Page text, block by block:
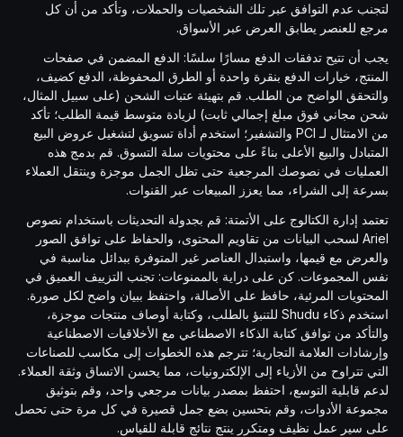
لتجنب عدم التوافق عبر تلك الشخصيات والحملات، وتأكد من أن كل
مرجع للعنصر يطابق العرض عبر الأسواق.
يجب أن تتيح تدفقات الدفع مسارًا سلسًا: الدفع المضمن في صفحات
المنتج، خيارات الدفع بنقرة واحدة أو الطرق المحفوظة، الدفع كضيف،
والتحقق الواضح من الطلب. قم بتهيئة عتبات الشحن (على سبيل المثال،
شحن مجاني فوق مبلغ إجمالي ثابت) لزيادة متوسط قيمة الطلب؛ تأكد
من الامتثال لـ PCI والتشفير؛ استخدم أداة تسويق لتشغيل عروض البيع
المتبادل والبيع الأعلى بناءً على محتويات سلة التسوق. قم بدمج هذه
العمليات في نصوصك المرجعية حتى تظل الجمل موجزة وينتقل العملاء
بسرعة إلى الشراء، مما يعزز المبيعات عبر القنوات.
تعتمد إدارة الكتالوج على الأتمتة: قم بجدولة التحديثات باستخدام نصوص
Ariel لسحب البيانات من تقاويم المحتوى، والحفاظ على توافق الصور
والعرض مع قيمها، واستبدال العناصر غير المتوفرة ببدائل مناسبة في
نفس المجموعات. كن على دراية بالممنوعات: تجنب التزييف العميق في
المحتويات المرئية، حافظ على الأصالة، واحتفظ ببيان واضح لكل صورة.
استخدم ذكاء Shudu للتنبؤ بالطلب، وكتابة أوصاف منتجات موجزة،
والتأكد من توافق كتابة الذكاء الاصطناعي مع الأخلاقيات الاصطناعية
وإرشادات العلامة التجارية؛ تترجم هذه الخطوات إلى مكاسب للصناعات
التي تتراوح من الأزياء إلى الإلكترونيات، مما يحسن الاتساق وثقة العملاء.
لدعم قابلية التوسع، احتفظ بمصدر بيانات مرجعي واحد، وقم بتوثيق
مجموعة الأدوات، وقم بتحسين بضع جمل قصيرة في كل مرة حتى تحصل
على سير عمل نظيف ومتكرر ينتج نتائج قابلة للقياس.